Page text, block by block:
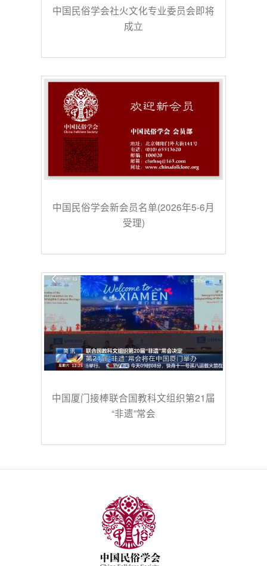
中国民俗学会社火文化专业委员会即将
成立
中国民俗学会新会员名单(2026年5-6月
受理)
中国厦门接棒联合国教科文组织第21届
“非遗”常会